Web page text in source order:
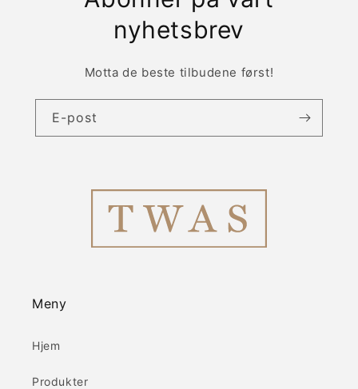
nyhetsbrev
Motta de beste tilbudene først!
E-post
Meny
Hjem
Produkter